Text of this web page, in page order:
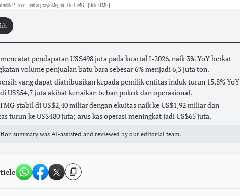
milik PT Indo Tambangraya Megah Tbk (ITMG). (Dok. ITMG)
pendapatan US$498 juta pada kuartal I-2026, naik 3% YoY berkat
volume penjualan batu bara sebesar 6% menjadi 6,3 juta ton.
yang dapat diatribusikan kepada pemilik entitas induk turun 15,8% YoY
US$54,7 juta akibat kenaikan beban pokok dan operasional.
stabil di US$2,40 miliar dengan ekuitas naik ke US$1,92 miliar dan
turun ke US$480 juta; arus kas operasi meningkat jadi US$65 juta.
summary was AI-assisted and reviewed by our editorial team.